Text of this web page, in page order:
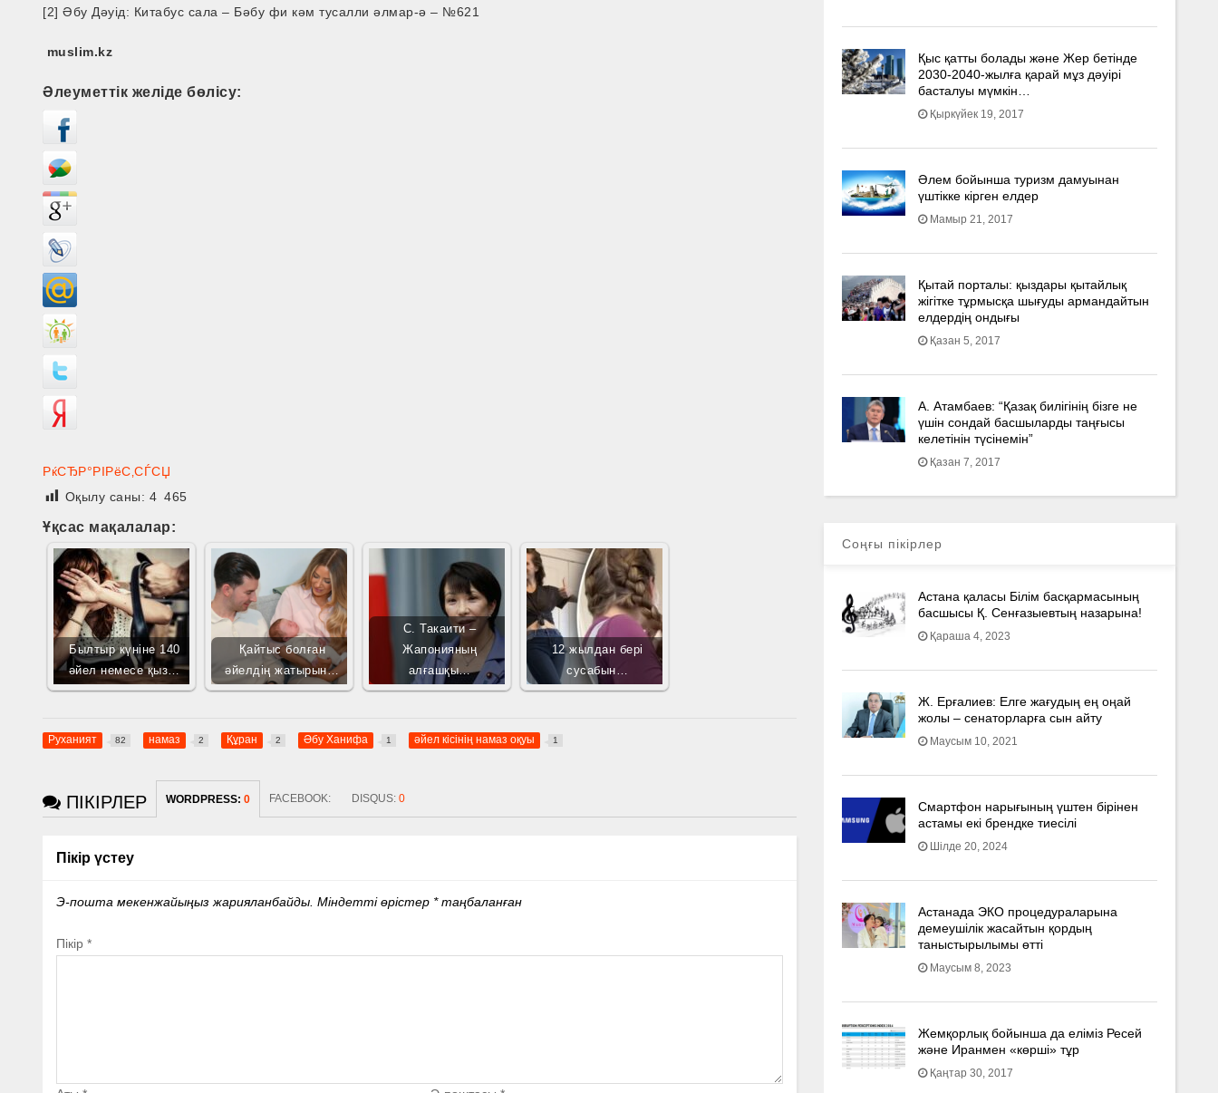
[2] Әбу Дәуід: Китабус сала – Бәбу фи кәм тусалли әлмар-ә – №621
muslim.kz
Әлеуметтік желіде бөлісу:
РќСЂР°РІРёС‚СЃСЏ
Оқылу саны: 4 465
Ұқсас мақалалар:
Былтыр күніне 140
әйел немесе қыз…
Қайтыс болған
әйелдің жатырын…
С. Такаити –
Жапонияның
алғашқы…
12 жылдан бері
сусабын…
Руханият 82 намаз 2 Құран 2 Әбу Ханифа 1 әйел кісінің намаз оқуы 1
ПІКІРЛЕР WORDPRESS:0 FACEBOOK: DISQUS:0
Пікір үстеу
Э-пошта мекенжайыңыз жарияланбайды.Міндетті өрістер *таңбаланған
Пікір*
Қыс қатты болады және Жер бетінде
2030-2040­-жылға қарай мұз дәуірі
басталуы мүмкін…
Қыркүйек 19, 2017
Әлем бойынша туризм дамуынан
үштікке кірген елдер
Мамыр 21, 2017
Қытай порталы: қыздары қытайлық
жігітке тұрмысқа шығуды армандайтын
елдердің ондығы
Қазан 5, 2017
А. Атамбаев: “Қазақ билігінің бізге не
үшін сондай басшыларды таңғысы
келетінін түсінемін”
Қазан 7, 2017
Соңғы пікірлер
Астана қаласы Білім басқармасының
басшысы Қ. Сенғазыевтың назарына!
Қараша 4, 2023
Ж. Ерғалиев: Елге жағудың ең оңай
жолы – сенаторларға сын айту
Маусым 10, 2021
Смартфон нарығының үштен бірінен
астамы екі брендке тиесілі
Шілде 20, 2024
Астанада ЭКО процедураларына
демеушілік жасайтын қордың
таныстырылымы өтті
Маусым 8, 2023
Жемқорлық бойынша да еліміз Ресей
және Иранмен «көрші» тұр
Қаңтар 30, 2017